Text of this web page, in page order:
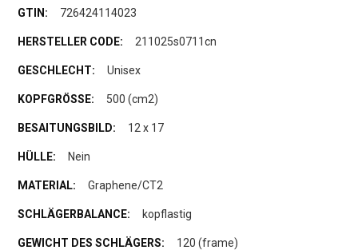
726424114023
211025s0711cn
Unisex
500 (cm2)
12 x 17
Nein
Graphene/CT2
kopflastig
120 (frame)